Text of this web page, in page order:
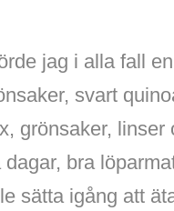
jag i alla fall en
svart
grönsaker,
dagar, bra
sätta igång att